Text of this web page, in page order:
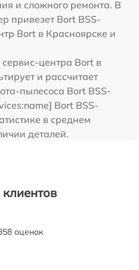
и сложного ремонта. В
привезет Bort BSS-
Bort в Красноярске и
центра Bort в
и рассчитает
пылесоса Bort BSS-
Bort BSS-
в среднем
деталей.
оценок